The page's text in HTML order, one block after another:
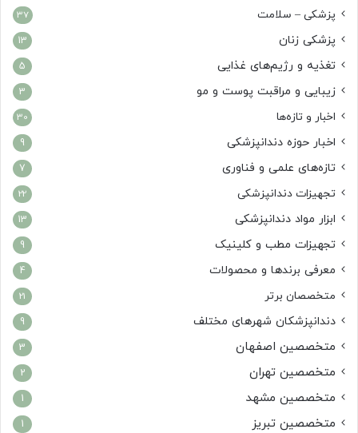
پزشکی – سلامت 37
پزشکی زنان 13
تغذیه و رژیم‌های غذایی 5
زیبایی و مراقبت پوست و مو 3
اخبار و تازه‌ها 30
اخبار حوزه دندانپزشکی 9
تازه‌های علمی و فناوری 7
تجهیزات دندانپزشکی 22
ابزار مواد دندانپزشکی 13
تجهیزات مطب و کلینیک 9
معرفی برندها و محصولات 4
متخصصان برتر 21
دندانپزشکان شهرهای مختلف 9
متخصصین اصفهان 3
متخصصین تهران 2
متخصصین مشهد 1
متخصصین تبریز 1